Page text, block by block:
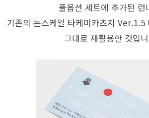
풀옵션 세트에 추가된 런
기존의 논스케일 타케미카츠지 Ver.1.5
그대로 재활용한 것입